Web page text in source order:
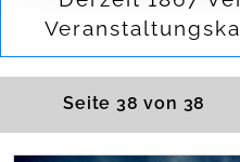
Seite 38 von 38